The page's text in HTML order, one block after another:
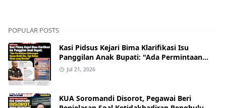
POPULAR POSTS
Kasi Pidsus Kejari Bima Klarifikasi Isu
Panggilan Anak Bupati: "Ada Permintaan
Keterangan Kasus Mobil Bor, Tapi Bukan
Jul 21, 2026
KUA Soromandi Disorot, Pegawai Beri